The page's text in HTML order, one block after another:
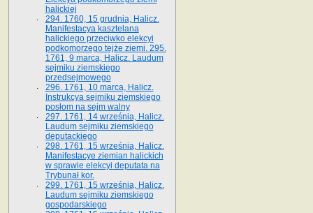
halickiej
294. 1760, 15 grudnia, Halicz.
Manifestacya kasztelana
halickiego przeciwko elekcyi
podkomorzego tejże ziemi. 295.
1761, 9 marca, Halicz. Laudum
sejmiku ziemskiego
przedsejmowego
296. 1761, 10 marca, Halicz.
Instrukcya sejmiku ziemskiego
posłom na sejm walny
297. 1761, 14 września, Halicz.
Laudum sejmiku ziemskiego
deputackiego
298. 1761, 15 września, Halicz.
Manifestacye ziemian halickich
w sprawie elekcyi deputata na
Trybunał kor.
299. 1761, 15 września, Halicz.
Laudum sejmiku ziemskiego
gospodarskiego